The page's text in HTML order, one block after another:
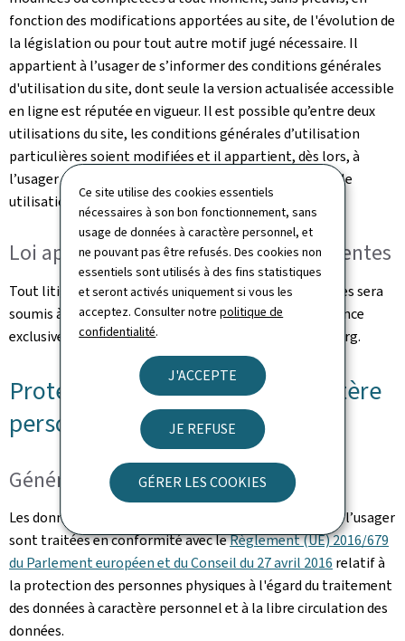
Ce site utilise des cookies essentiels
nécessaires à son bon fonctionnement, sans
usage de données à caractère personnel, et
ne pouvant pas être refusés. Des cookies non
essentiels sont utilisés à des fins statistiques
et seront activés uniquement si vous les
acceptez. Consulter notrepolitique de
confidentialité.
J'ACCEPTE
JE REFUSE
GÉRER LES COOKIES
fonction des modifications apportées au site, de l'évolution de
la législation ou pour tout autre motif jugé nécessaire. Il
appartient à l’usager de s’informer des conditions générales
d'utilisation du site, dont seule la version actualisée accessible
en ligne est réputée en vigueur. Il est possible qu’entre deux
utilisations du site, les conditions générales d’utilisation
particulières soient modifiées et il appartient, dès lors, à
l’usager de bien lire ces dernières avant chaque nouvelle
utilisation.
Loi applicable et juridictions compétentes
Tout litige relatif à l'utilisation de ce site et ses Services sera
soumis à la loi luxembourgeoise et sera de la compétence
exclusive des juridictions du Grand-Duché de Luxembourg.
Protection des données à caractère
personnel
Généralités
Les données à caractère personnel communiquées par l’usager
sont traitées en conformité avec leRèglement (UE) 2016/679
du Parlement européen et du Conseil du 27 avril 2016 relatif à
la protection des personnes physiques à l'égard du traitement
des données à caractère personnel et à la libre circulation des
données.